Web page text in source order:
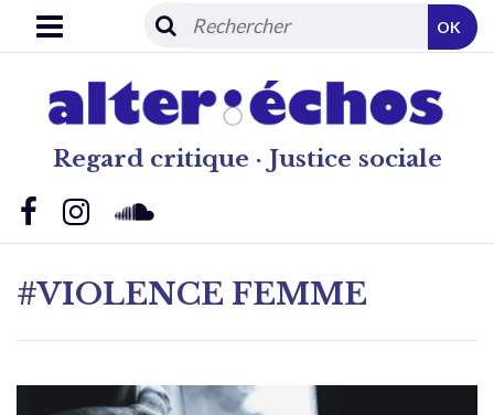
Regard critique · Justice sociale
OK
#VIOLENCE FEMME